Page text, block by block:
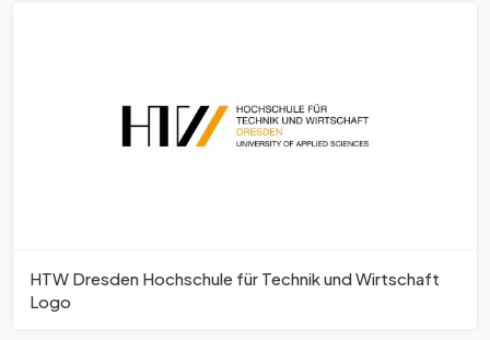
HTW Dresden Hochschule für Technik und Wirtschaft
Logo